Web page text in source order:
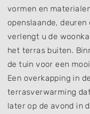
vormen en
openslaande,
verlengt u de
het terras buiten.
de tuin voor een
Een overkapping in
terrasverwarming
later op de avond in